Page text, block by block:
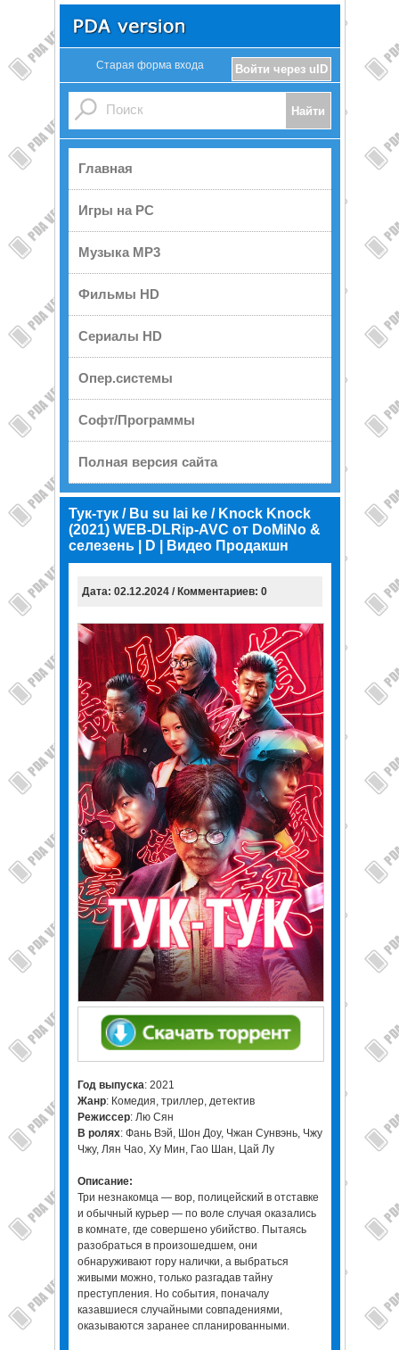
Войти через uID
Старая форма входа
Главная
Игры на PC
Музыка MP3
Фильмы HD
Сериалы HD
Опер.системы
Софт/Программы
Полная версия сайта
Тук-тук / Bu su lai ke / Knock Knock
(2021) WEB-DLRip-AVC от DoMiNo &
селезень | D | Видео Продакшн
Дата: 02.12.2024 / Комментариев: 0
Год выпуска: 2021
Жанр: Комедия, триллер, детектив
Режиссер: Лю Сян
В ролях: Фань Вэй, Шон Доу, Чжан Сунвэнь, Чжу
Чжу, Лян Чао, Ху Мин, Гао Шан, Цай Лу
Описание:
Три незнакомца — вор, полицейский в отставке
и обычный курьер — по воле случая оказались
в комнате, где совершено убийство. Пытаясь
разобраться в произошедшем, они
обнаруживают гору налички, а выбраться
живыми можно, только разгадав тайну
преступления. Но события, поначалу
казавшиеся случайными совпадениями,
оказываются заранее спланированными.